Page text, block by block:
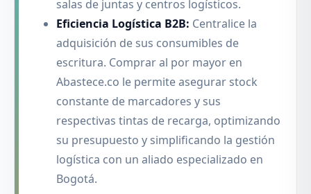
salas de juntas y centros logísticos.
Eficiencia Logística B2B: Centralice la
adquisición de sus consumibles de
escritura. Comprar al por mayor en
Abastece.co le permite asegurar stock
constante de marcadores y sus
respectivas tintas de recarga, optimizando
su presupuesto y simplificando la gestión
logística con un aliado especializado en
Bogotá.